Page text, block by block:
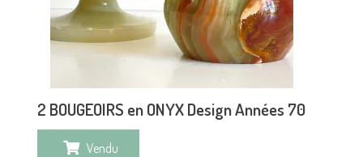
2 BOUGEOIRS en ONYX Design Années 70
Vendu